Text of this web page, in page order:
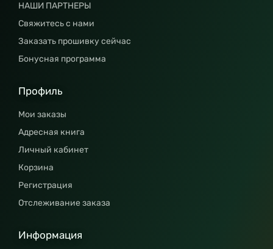
НАШИ ПАРТНЕРЫ
Свяжитесь с нами
Заказать прошивку сейчас
Бонусная программа
Профиль
Мои заказы
Адресная книга
Личный кабинет
Корзина
Регистрация
Отслеживание заказа
Информация